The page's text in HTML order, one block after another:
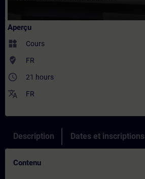
Aperçu
widgets Cours
where_to_vote FR
access_time 21 hours
translate FR
Description Dates et inscriptions
Contenu